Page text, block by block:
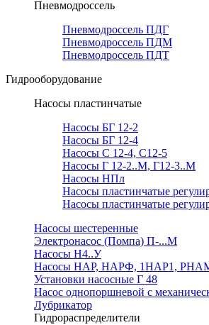
Пневмодроссель
Пневмодроссель ПДГ
Пневмодроссель ПДМ
Пневмодроссель ПДТ
Гидрооборудование
Насосы пластинчатые
Насосы БГ 12-2
Насосы БГ 12-4
Насосы С 12-4, С12-5
Насосы Г 12-2..М, Г12-3..М
Насосы НПл
Насосы пластинчатые
Насосы пластинчатые
Насосы шестеренные
Электронасос (Помпа) П-...М
Насосы Н4..У
Насосы НАР, НАРФ, 1НАР1,
Установки насосные Г 48
Насос однопоршневой с
Лубрикатор
Гидрораспределители